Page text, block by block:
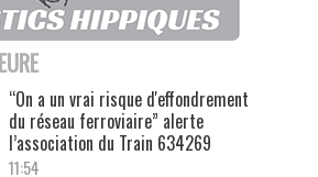
“On a un vrai risque d'effondrement
du réseau ferroviaire” alerte
l’association du Train 634269
11:54